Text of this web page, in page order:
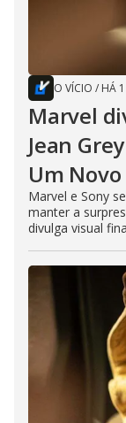
O VÍCIO / HÁ
Marvel
Jean
Um
Marvel e Sony
manter a
divulga visual